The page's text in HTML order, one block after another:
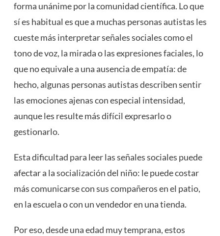
forma unánime por la comunidad científica. Lo que
sí es habitual es que a muchas personas autistas les
cueste más interpretar señales sociales como el
tono de voz, la mirada o las expresiones faciales, lo
que no equivale a una ausencia de empatía: de
hecho, algunas personas autistas describen sentir
las emociones ajenas con especial intensidad,
aunque les resulte más difícil expresarlo o
gestionarlo.
Esta dificultad para leer las señales sociales puede
afectar a lasocializacióndel niño: le puede costar
más comunicarse con sus compañeros en el patio,
en la escuela o con un vendedor en una tienda.
Por eso, desde una edad muy temprana, estos